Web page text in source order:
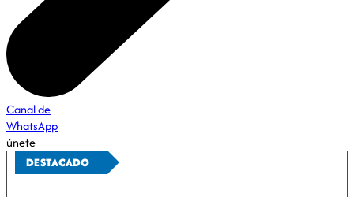
Canal de
WhatsApp
únete
DESTACADO